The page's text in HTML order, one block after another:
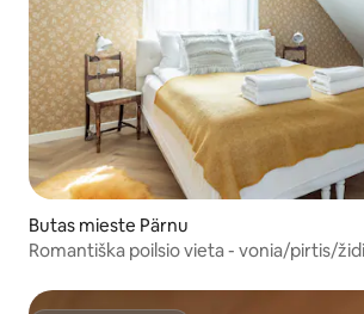
Butas mieste Pärnu
Romantiška poilsio vieta - vonia/pirtis/